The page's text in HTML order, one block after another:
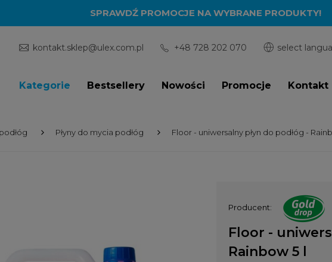
SPRAWDŹ PROMOCJE NA WYBRANE PRODUKTY!
kontakt.sklep@ulex.com.pl +48 728 202 070
Kategorie Bestsellery Nowości Promocje Kontakt
Płyny do mycia podłóg Floor - uniwersalny płyn do podłóg -
Producent:
Floor -
Rainbow 5 l